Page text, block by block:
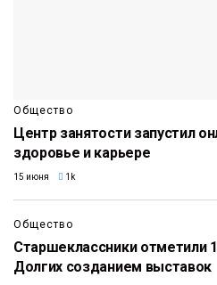
Общество
Центр занятости запустил
здоровье и карьере
15 июня 1k
Общество
Старшеклассники отметили
Долгих созданием выставок